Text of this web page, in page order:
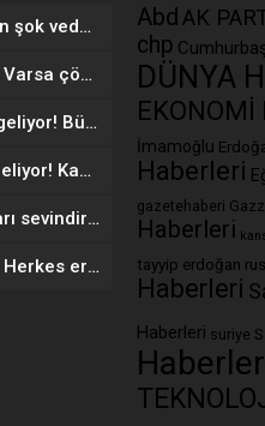
234 yıllık ünlü markadan şok veda! Mağazalarına kilit vuruluyor
Vücudunuzu zehirliyor: Varsa çöpe atın! Yiyeni hasta ediyor
MEB’den ‘kartlı sistem’ geliyor! Bütün okullarda uygulanacak
Yepyeni komedi dizisi geliyor! Kahkaha tufanı estirecek
Manuel vites kullananları sevindiren haber! Faydası şaşırttı
e-Devlet’te yeni sistem: Herkes erişebilecek! Artık tek ekranda…
AbdAK
chp
DÜNYA
İmamoğlu
Haberleri
gazetehaberi
Haberleri
tayyip erdoğan
Haberleri
Haberleri suriye